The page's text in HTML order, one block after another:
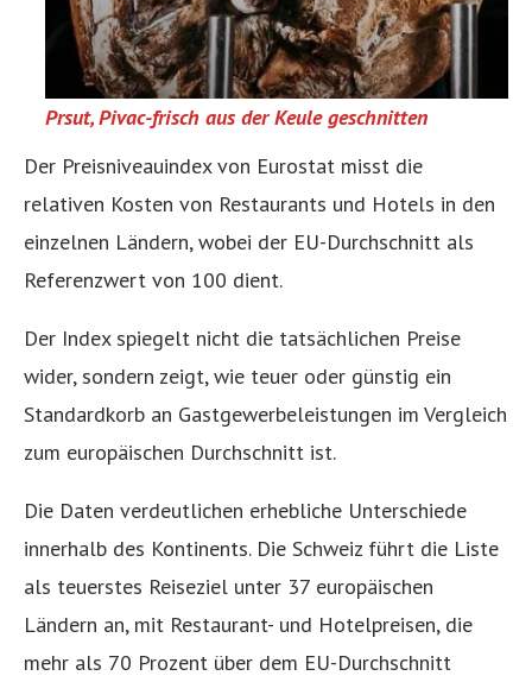
Prsut, Pivac-frisch aus der Keule geschnitten
Der Preisniveauindex von Eurostat misst die
relativen Kosten von Restaurants und Hotels in den
einzelnen Ländern, wobei der EU-Durchschnitt als
Referenzwert von 100 dient.
Der Index spiegelt nicht die tatsächlichen Preise
wider, sondern zeigt, wie teuer oder günstig ein
Standardkorb an Gastgewerbeleistungen im Vergleich
zum europäischen Durchschnitt ist.
Die Daten verdeutlichen erhebliche Unterschiede
innerhalb des Kontinents. Die Schweiz führt die Liste
als teuerstes Reiseziel unter 37 europäischen
Ländern an, mit Restaurant- und Hotelpreisen, die
mehr als 70 Prozent über dem EU-Durchschnitt